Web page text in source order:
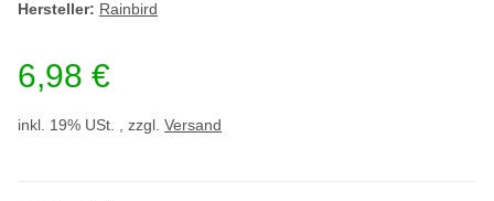
Hersteller: Rainbird
6,98 €
inkl. 19% USt. , zzgl. Versand